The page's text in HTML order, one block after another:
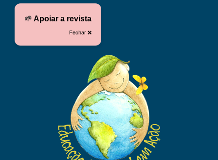
🌱 Apoiar a revista
Fechar ❌